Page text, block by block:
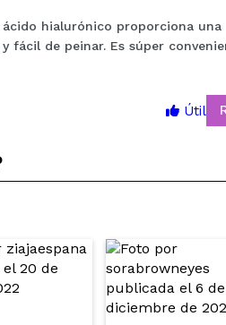
hialurónico proporciona una
fácil de peinar. Es súper
Útil